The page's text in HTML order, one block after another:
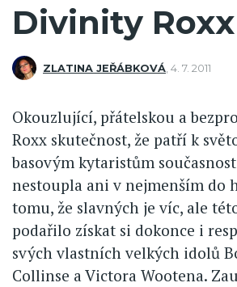
Divinity Roxx
ZLATINA JEŘÁBKOVÁ 4. 7. 2011
Okouzlující, přátelskou a
Roxx skutečnost, že patří k
basovým kytaristům
nestoupla ani v nejmenším do
tomu, že slavných je víc, ale
podařilo získat si dokonce i
svých vlastních velkých idolů
Collinse a Victora Wootena.